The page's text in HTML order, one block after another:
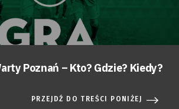
Poznań – Kto? Gdzie? Kiedy?
PRZEJDŹ DO TREŚCI PONIŻEJ